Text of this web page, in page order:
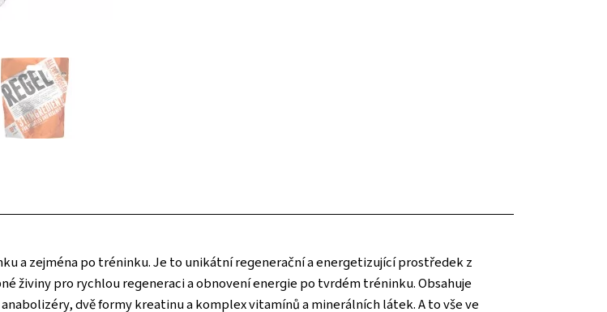
a zejména po tréninku. Je to unikátní regenerační a energetizující prostředek z
živiny pro rychlou regeneraci a obnovení energie po tvrdém tréninku. Obsahuje
dvě formy kreatinu a komplex vitamínů a minerálních látek. A to vše ve